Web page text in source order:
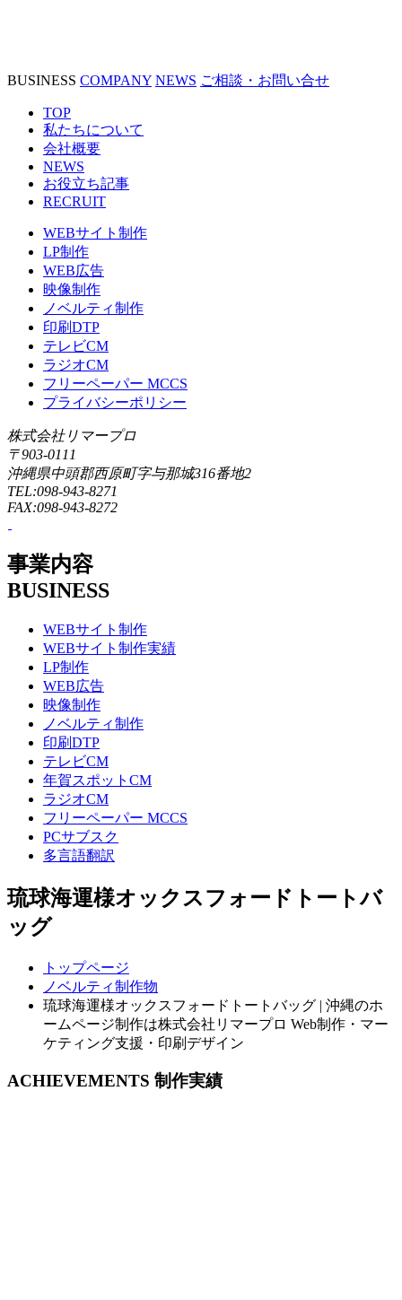
BUSINESS COMPANY NEWS ご相談・お問い合せ
TOP
私たちについて
会社概要
NEWS
お役立ち記事
RECRUIT
WEBサイト制作
LP制作
WEB広告
映像制作
ノベルティ制作
印刷DTP
テレビCM
ラジオCM
フリーペーパー MCCS
プライバシーポリシー
株式会社リマープロ
〒903-0111
沖縄県中頭郡西原町字与那城316番地2
TEL:098-943-8271
FAX:098-943-8272
事業内容
BUSINESS
WEBサイト制作
WEBサイト制作実績
LP制作
WEB広告
映像制作
ノベルティ制作
印刷DTP
テレビCM
年賀スポットCM
ラジオCM
フリーペーパー MCCS
PCサブスク
多言語翻訳
琉球海運様オックスフォードトートバ
ッグ
トップページ
ノベルティ制作物
琉球海運様オックスフォードトートバッグ | 沖縄のホ
ームページ制作は株式会社リマープロ Web制作・マー
ケティング支援・印刷デザイン
ACHIEVEMENTS 制作実績